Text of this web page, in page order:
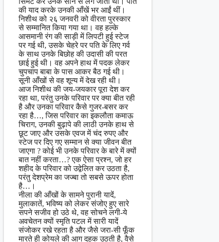
की याद करके उनकी आँखें भर आईं थीं।
निशीथ को २६ जनवरी को वीरता पुरस्कार
से सम्मानित किया गया था। वह हल्के
आसमानी रंग की साड़ी में लिपटी हुई स्टेज
पर गई थी, उसके चेहरे पर पति के लिए गर्व
के साथ उनके बिछोह की उदासी की परत
छाई हुई थी। वह अपने हाथ में पदक लेकर
चुपचाप बाबा के पास आकर बैठ गई थी।
सूनी आँखों से वह शून्य में देख रही थी।
आज निशीथ की जय-जयकार पूरा देश कर
रहा था, परंतु उनके परिवार पर क्या बीत रही
है और उनका परिवार कैसे गुजर-बसर कर
रहा है…, जिस परिवार का इकलौता कमाऊ
चिराग, उनकी बुढ़ापे की लाठी उनके हाथ से
छूट जाए और उसके एवज में चंद रुपए और
स्टेज पर दिए गए सम्मान से क्या जीवन बीत
जाएगा ? कोई भी उनके परिवार के बारे में क्यों
बात नहीं करता…? एक ऐसा प्रश्न, जो हर
शहीद के परिवार को उद्वेलित कर उठता है,
परंतु देशप्रेम का जज्बा तो सबसे ऊपर होता
है…।
नीला की आँखों के सामने पुरानी यादें,
मुलाकातें, भविष्य को लेकर संजोए हुए सारे
सपने सजीव हो उठे थे, वह सोचने लगी-ये
अवचेतन क्यों स्मृति पटल में सारी यादें
संजोकर रखे रहता है और जैसे जरा-सी फूँक
मारते ही कोयले की आग दहक उठती है, वैसे